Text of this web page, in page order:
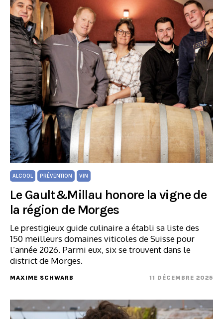
ALCOOL PRÉVENTION VIN
Le Gault&Millau honore la vigne de
la région de Morges
Le prestigieux guide culinaire a établi sa liste des
150 meilleurs domaines viticoles de Suisse pour
l’année 2026. Parmi eux, six se trouvent dans le
district de Morges.
MAXIME SCHWARB 11 DÉCEMBRE 2025